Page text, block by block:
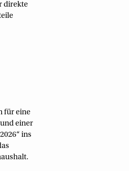
direkte
für eine
einer
ins